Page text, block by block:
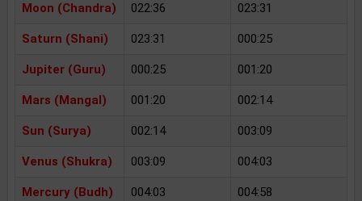
Moon (Chandra) 022:36 023:31
Saturn (Shani) 023:31 000:25
Jupiter (Guru) 000:25 001:20
Mars (Mangal) 001:20 002:14
Sun (Surya) 002:14 003:09
Venus (Shukra) 003:09 004:03
Mercury (Budh) 004:03 004:58